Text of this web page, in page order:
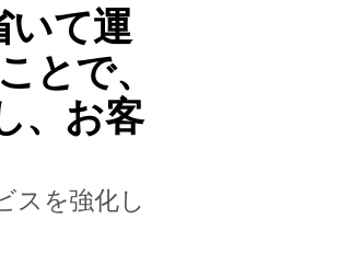
いて運
とで、
、お客
スを強化し